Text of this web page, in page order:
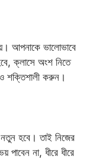
আপনাকে ভালোভাবে
ক্লাসে অংশ নিতে
শক্তিশালী করুন।
হবে। তাই নিজের
না, ধীরে ধীরে